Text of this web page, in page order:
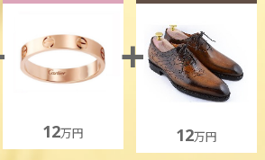
12万円 12万円